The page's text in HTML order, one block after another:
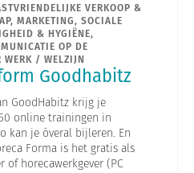
VERKOOP &
MARKETING, SOCIALE
& HYGIËNE,
OP DE
WERK / WELZIJN
Goodhabitz
GoodHabitz krijg je
online trainingen in
kan je óveral bijleren. En
Forma is het gratis als
of horecawerkgever (PC